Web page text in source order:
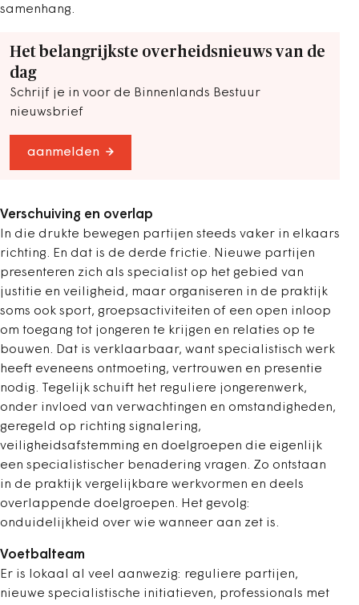
samenhang.
Het belangrijkste overheidsnieuws van de
dag
Schrijf je in voor de Binnenlands Bestuur
nieuwsbrief
aanmelden
Verschuiving en overlap
In die drukte bewegen partijen steeds vaker in elkaars
richting. En dat is de derde frictie. Nieuwe partijen
presenteren zich als specialist op het gebied van
justitie en veiligheid, maar organiseren in de praktijk
soms ook sport, groepsactiviteiten of een open inloop
om toegang tot jongeren te krijgen en relaties op te
bouwen. Dat is verklaarbaar, want specialistisch werk
heeft eveneens ontmoeting, vertrouwen en presentie
nodig. Tegelijk schuift het reguliere jongerenwerk,
onder invloed van verwachtingen en omstandigheden,
geregeld op richting signalering,
veiligheidsafstemming en doelgroepen die eigenlijk
een specialistischer benadering vragen. Zo ontstaan
in de praktijk vergelijkbare werkvormen en deels
overlappende doelgroepen. Het gevolg:
onduidelijkheid over wie wanneer aan zet is.
Voetbalteam
Er is lokaal al veel aanwezig: reguliere partijen,
nieuwe specialistische initiatieven, professionals met